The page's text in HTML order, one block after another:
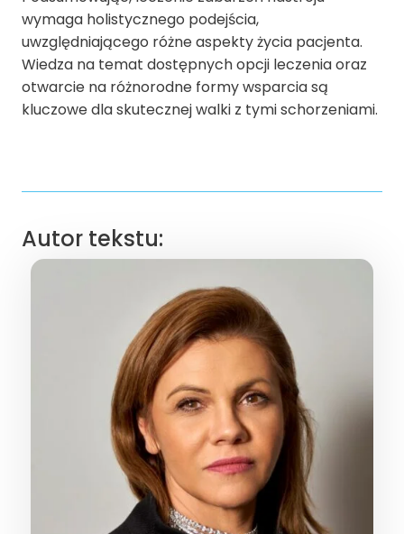
wymaga holistycznego podejścia,
uwzględniającego różne aspekty życia pacjenta.
Wiedza na temat dostępnych opcji leczenia oraz
otwarcie na różnorodne formy wsparcia są
kluczowe dla skutecznej walki z tymi schorzeniami.
Autor tekstu: